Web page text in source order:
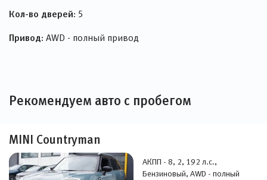
Кол-во дверей: 5
Привод: AWD - полный привод
Рекомендуем авто с пробегом
MINI Countryman
АКПП - 8, 2, 192 л.с.,
Бензиновый, AWD - полный